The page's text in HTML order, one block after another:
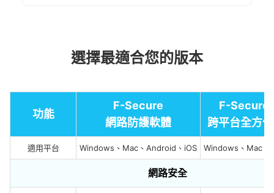
選擇最適合您的版本
功能
F-Secure
網路防護軟體
F-Secure
跨平台全方
適用平台 Windows、Mac、Android、iOS Windows、Mac、
網路安全